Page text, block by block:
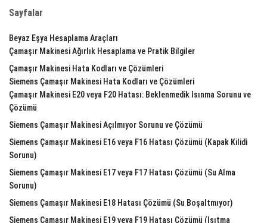
Sayfalar
Beyaz Eşya Hesaplama Araçları
Çamaşır Makinesi Ağırlık Hesaplama ve Pratik Bilgiler
Çamaşır Makinesi Hata Kodları ve Çözümleri
Siemens Çamaşır Makinesi Hata Kodları ve Çözümleri
Çamaşır Makinesi E20 veya F20 Hatası: Beklenmedik Isınma Sorunu ve
Çözümü
Siemens Çamaşır Makinesi Açılmıyor Sorunu ve Çözümü
Siemens Çamaşır Makinesi E16 veya F16 Hatası Çözümü (Kapak Kilidi
Sorunu)
Siemens Çamaşır Makinesi E17 veya F17 Hatası Çözümü (Su Alma
Sorunu)
Siemens Çamaşır Makinesi E18 Hatası Çözümü (Su Boşaltmıyor)
Siemens Çamaşır Makinesi E19 veya F19 Hatası Çözümü (Isıtma